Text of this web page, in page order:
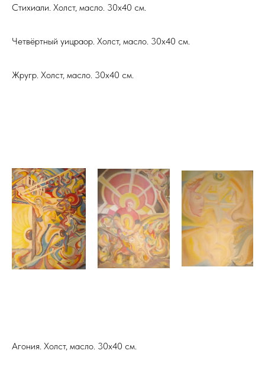
Стихиали. Холст, масло. 30х40 см.
Четвёртный уицраор. Холст, масло. 30х40 см.
Жругр. Холст, масло. 30х40 см.
Агония. Холст, масло. 30х40 см.